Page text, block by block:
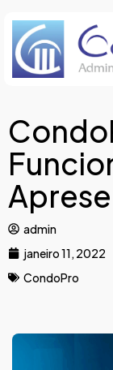
admin
janeiro 11, 2022
CondoPro